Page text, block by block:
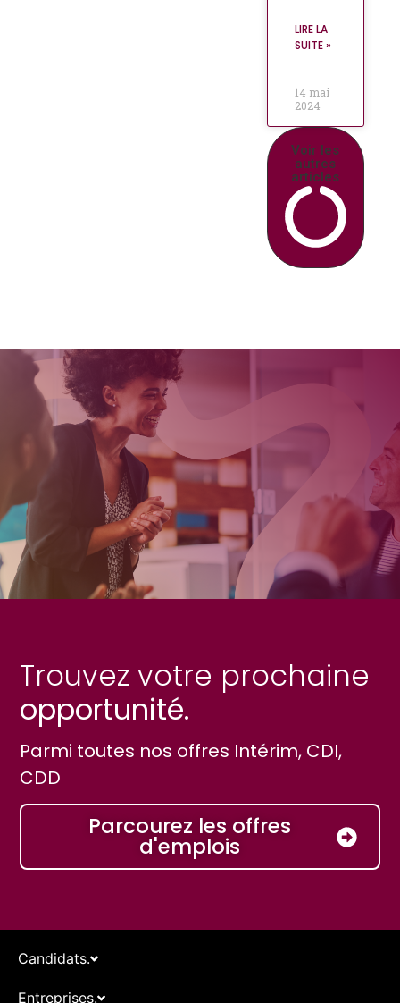
LIRE LA
SUITE »
14 mai
2024
Voir les
autres
articles
Trouvez votre prochaine
opportunité.
Parmi toutes nos offres Intérim, CDI,
CDD
Parcourez les offres
d'emplois
Candidats.
Entreprises.